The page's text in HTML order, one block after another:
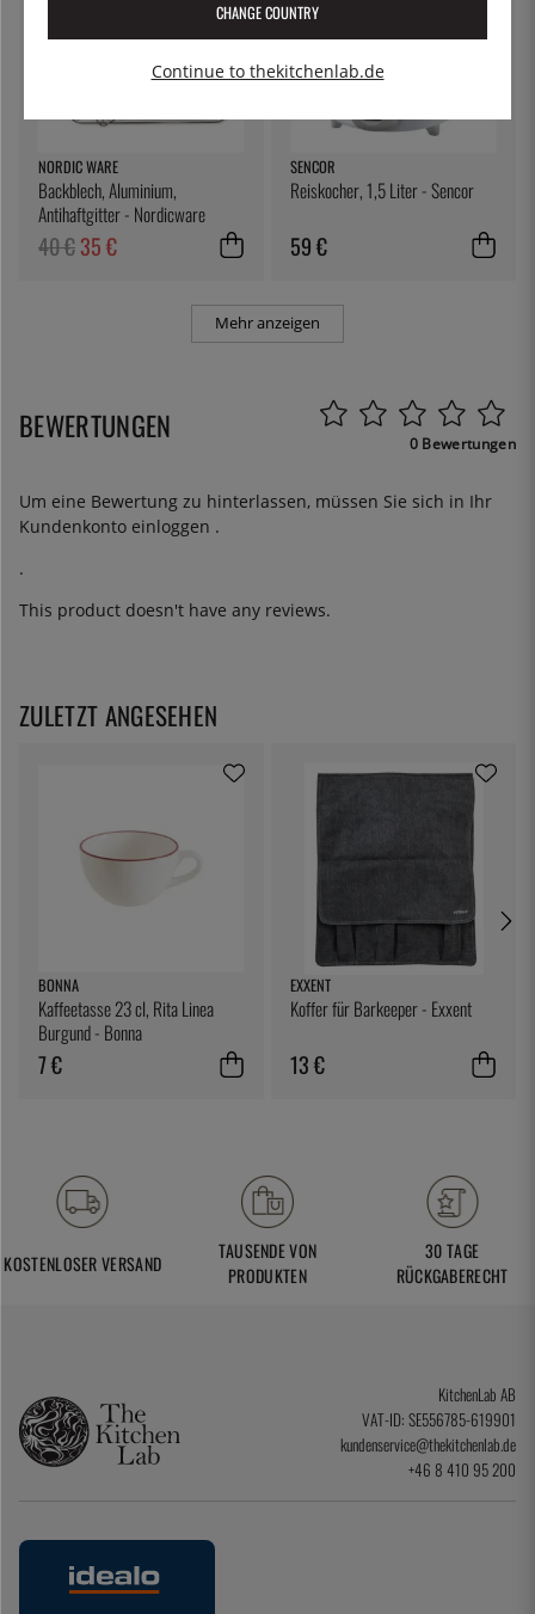
NORDIC WARE
Backblech, Aluminium,
Antihaftgitter - Nordicware
40 €35 €
SENCOR
Reiskocher, 1,5 Liter - Sencor
59 €
Mehr anzeigen
BEWERTUNGEN 0 Bewertungen
Um eine Bewertung zu hinterlassen, müssen Sie sich in Ihr
Kundenkonto einloggen .
.
This product doesn't have any reviews.
ZULETZT ANGESEHEN
BONNA
Kaffeetasse 23 cl, Rita Linea
Burgund - Bonna
7 €
EXXENT
Koffer für Barkeeper - Exxent
13 €
KOSTENLOSER VERSAND
TAUSENDE VON
PRODUKTEN
30 TAGE
RÜCKGABERECHT
KitchenLab AB
VAT-ID: SE556785-619901
kundenservice@thekitchenlab.de
+46 8 410 95 200
CHANGE COUNTRY
Continue to thekitchenlab.de